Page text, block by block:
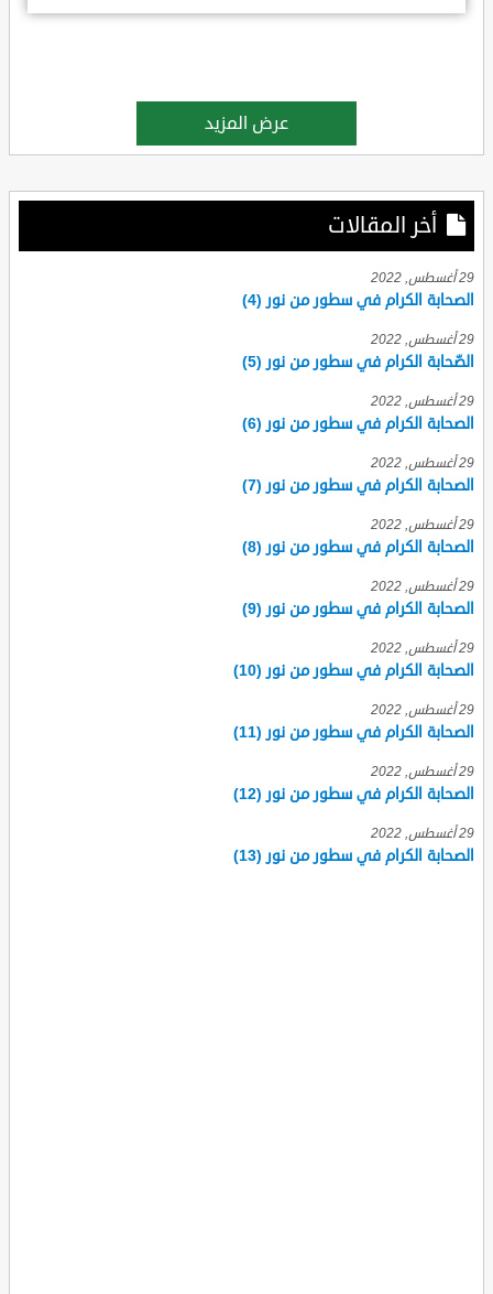
عرض المزيد
أخر المقالات
29 أغسطس, 2022
الصحابة الكرام في سطور من نور (4)
29 أغسطس, 2022
الصّحابة الكرام في سطور من نور (5)
29 أغسطس, 2022
الصحابة الكرام في سطور من نور (6)
29 أغسطس, 2022
الصحابة الكرام في سطور من نور (7)
29 أغسطس, 2022
الصحابة الكرام في سطور من نور (8)
29 أغسطس, 2022
الصحابة الكرام في سطور من نور (9)
29 أغسطس, 2022
الصحابة الكرام في سطور من نور (10)
29 أغسطس, 2022
الصحابة الكرام في سطور من نور (11)
29 أغسطس, 2022
الصحابة الكرام في سطور من نور (12)
29 أغسطس, 2022
الصحابة الكرام في سطور من نور (13)